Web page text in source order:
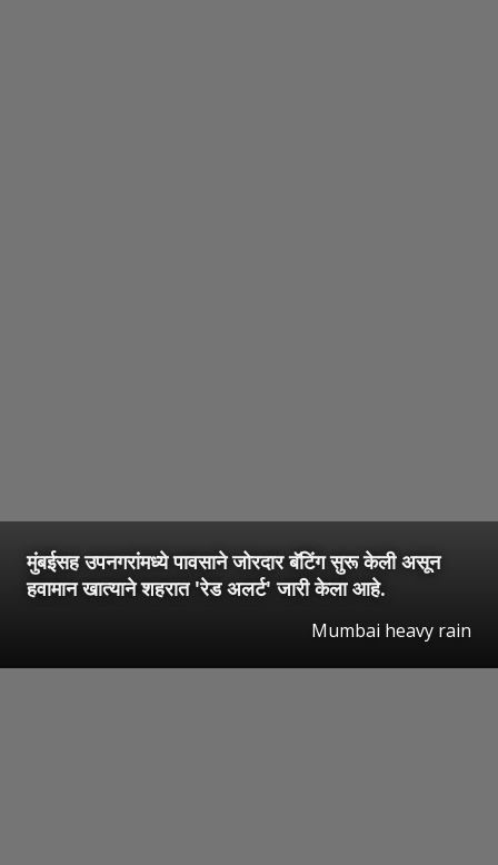
मुंबईसह उपनगरांमध्ये पावसाने जोरदार बॅटिंग सुरू केली असून
हवामान खात्याने शहरात 'रेड अलर्ट' जारी केला आहे.
Mumbai heavy rain